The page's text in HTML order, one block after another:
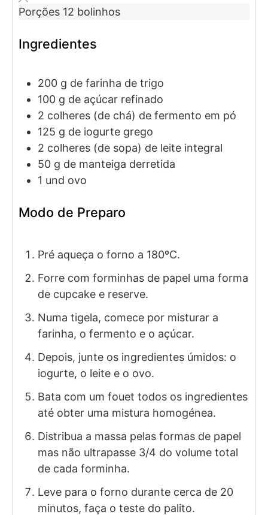
Porções 12 bolinhos
Ingredientes
200 g de farinha de trigo
100 g de açúcar refinado
2 colheres (de chá) de fermento em pó
125 g de iogurte grego
2 colheres (de sopa) de leite integral
50 g de manteiga derretida
1 und ovo
Modo de Preparo
Pré aqueça o forno a 180ºC.
Forre com forminhas de papel uma forma
de cupcake e reserve.
Numa tigela, comece por misturar a
farinha, o fermento e o açúcar.
Depois, junte os ingredientes úmidos: o
iogurte, o leite e o ovo.
Bata com um fouet todos os ingredientes
até obter uma mistura homogénea.
Distribua a massa pelas formas de papel
mas não ultrapasse 3/4 do volume total
de cada forminha.
Leve para o forno durante cerca de 20
minutos, faça o teste do palito.